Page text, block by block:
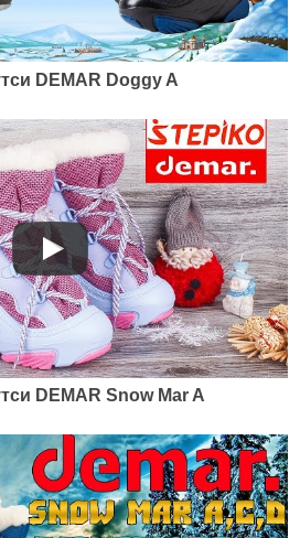
DEMAR Doggy A
DEMAR Snow Mar A